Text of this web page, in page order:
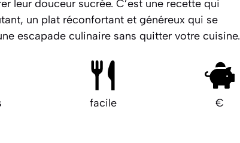
leur douceur sucrée. C’est une recette qui
un plat réconfortant et généreux qui se
escapade culinaire sans quitter votre cuisine.
facile €